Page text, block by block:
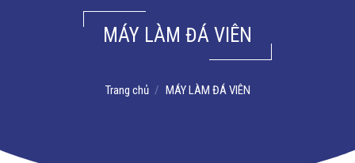
MÁY LÀM ĐÁ VIÊN
Trang chủ / MÁY LÀM ĐÁ VIÊN